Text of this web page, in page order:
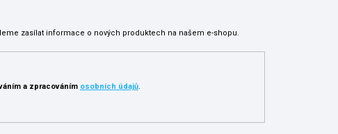
zasílat informace o nových produktech na našem e-shopu.
a zpracováním osobních údajů.